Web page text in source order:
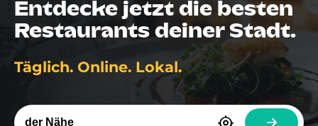
Entdecke jetzt die besten
Restaurants deiner Stadt.
Täglich. Online. Lokal.
